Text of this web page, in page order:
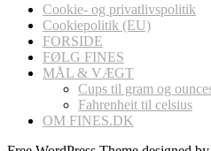
Cookie- og privatlivspolitik
Cookiepolitik (EU)
FORSIDE
FØLG FINES
MÅL & VÆGT
Cups til gram og
Fahrenheit til celsius
OM FINES.DK